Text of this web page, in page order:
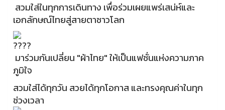
สวมใส่ในทุกการเดินทาง เพื่อร่วมเผยแพร่เสน่ห์และ
เอกลักษณ์ไทยสู่สายตาชาวโลก
มาร่วมกันเปลี่ยน "ผ้าไทย" ให้เป็นแฟชั่นแห่งความภาค
ภูมิใจ
สวมใส่ได้ทุกวัน สวยได้ทุกโอกาส และทรงคุณค่าในทุก
ช่วงเวลา